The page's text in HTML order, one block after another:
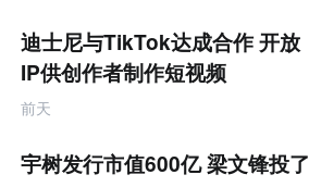
迪士尼与TikTok达成合作 开放
IP供创作者制作短视频
前天
宇树发行市值600亿 梁文锋投了